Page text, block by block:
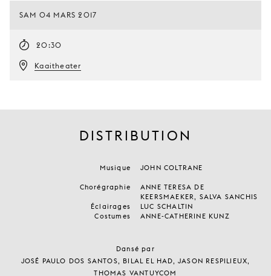
SAM 04 MARS 2017
20:30
Kaaitheater
DISTRIBUTION
Musique JOHN COLTRANE
Chorégraphie
ANNE TERESA DE
KEERSMAEKER, SALVA SANCHIS
Éclairages
LUC SCHALTIN
Costumes
ANNE-CATHERINE KUNZ
Dansé par
JOSÉ PAULO DOS SANTOS, BILAL EL HAD, JASON RESPILIEUX,
THOMAS VANTUYCOM